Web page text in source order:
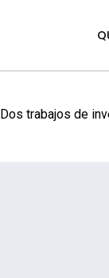
Dos trabajos de